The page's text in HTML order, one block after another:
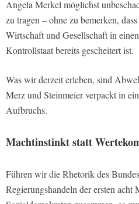
Angela Merkel möglichst
zu tragen – ohne zu bemerken,
Wirtschaft und Gesellschaft in
Kontrollstaat bereits gescheitert ist.
Was wir derzeit erleben, sind
Merz und Steinmeier verpackt in
Aufbruchs.
Machtinstinkt statt
Führen wir die Rhetorik des
Regierungshandeln der ersten